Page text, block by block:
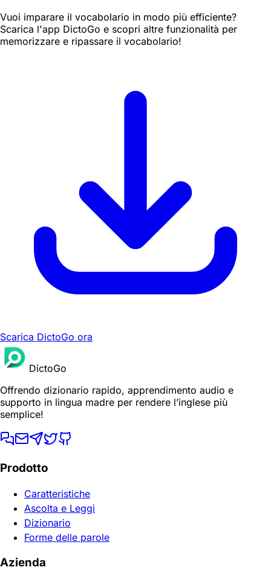
Vuoi imparare il vocabolario in modo più efficiente?
Scarica l'app DictoGo e scopri altre funzionalità per
memorizzare e ripassare il vocabolario!
Scarica DictoGo ora
DictoGo
Offrendo dizionario rapido, apprendimento audio e
supporto in lingua madre per rendere l’inglese più
semplice!
Prodotto
Caratteristiche
Ascolta e Leggi
Dizionario
Forme delle parole
Azienda